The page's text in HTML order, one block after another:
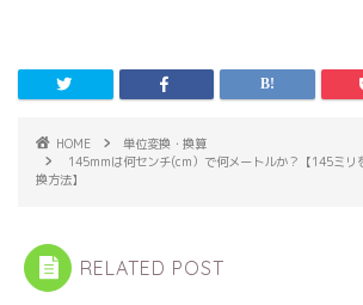
HOME
単位変換・換算
145mmは何センチ(cm）で何メートルか？【145ミリ
換方法】
RELATED POST